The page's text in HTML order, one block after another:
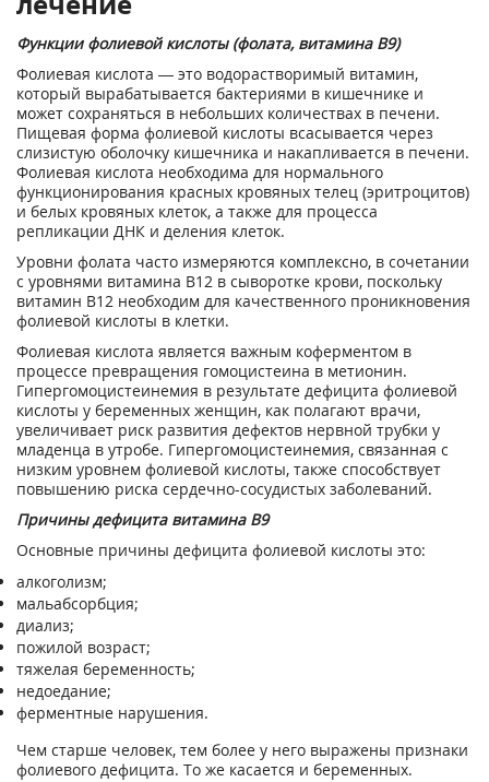
Функции фолиевой кислоты (фолата, витамина В9)
Фолиевая кислота — это водорастворимый витамин,
который вырабатывается бактериями в кишечнике и
может сохраняться в небольших количествах в печени.
Пищевая форма фолиевой кислоты всасывается через
слизистую оболочку кишечника и накапливается в печени.
Фолиевая кислота необходима для нормального
функционирования красных кровяных телец (эритроцитов)
и белых кровяных клеток, а также для процесса
репликации ДНК и деления клеток.
Уровни фолата часто измеряются комплексно, в сочетании
с уровнями витамина B12 в сыворотке крови, поскольку
витамин B12 необходим для качественного проникновения
фолиевой кислоты в клетки.
Фолиевая кислота является важным коферментом в
процессе превращения гомоцистеина в метионин.
Гипергомоцистеинемия в результате дефицита фолиевой
кислоты у беременных женщин, как полагают врачи,
увеличивает риск развития дефектов нервной трубки у
младенца в утробе. Гипергомоцистеинемия, связанная с
низким уровнем фолиевой кислоты, также способствует
повышению риска сердечно-сосудистых заболеваний.
Причины дефицита витамина B9
Основные причины дефицита фолиевой кислоты это:
алкоголизм;
мальабсорбция;
диализ;
пожилой возраст;
тяжелая беременность;
недоедание;
ферментные нарушения.
Чем старше человек, тем более у него выражены признаки
фолиевого дефицита. То же касается и беременных.